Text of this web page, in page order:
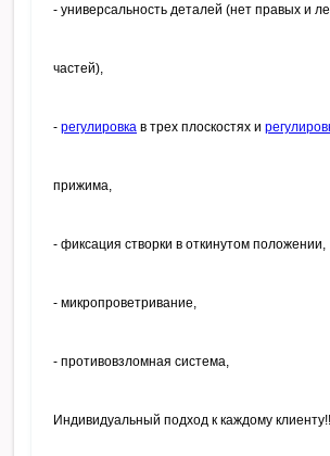
- универсальность деталей (нет правых и
частей),
- регулировка в трех плоскостях и
прижима,
- фиксация створки в откинутом положении,
- микропроветривание,
- противовзломная система,
Индивидуальный подход к каждому